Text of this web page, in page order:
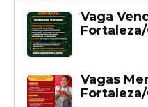
Vaga
Fortaleza/
Vagas
Fortaleza/